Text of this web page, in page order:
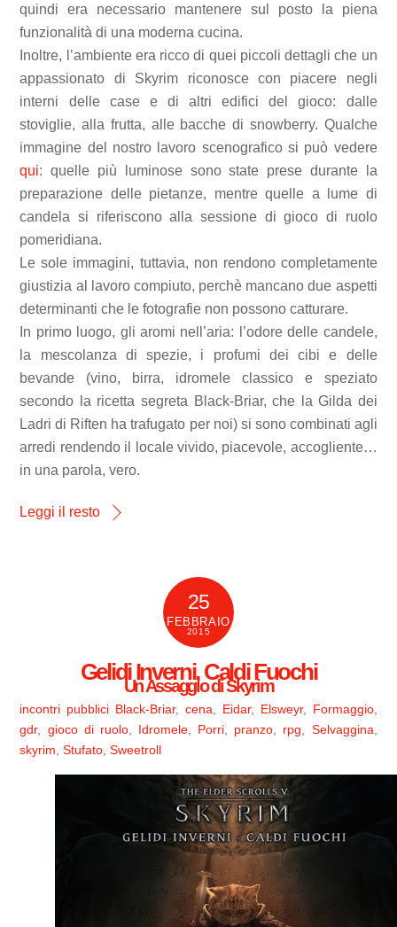
quindi era necessario mantenere sul posto la piena
funzionalità di una moderna cucina.
Inoltre, l’ambiente era ricco di quei piccoli dettagli che un
appassionato di Skyrim riconosce con piacere negli
interni delle case e di altri edifici del gioco: dalle
stoviglie, alla frutta, alle bacche di snowberry. Qualche
immagine del nostro lavoro scenografico si può vedere
qui: quelle più luminose sono state prese durante la
preparazione delle pietanze, mentre quelle a lume di
candela si riferiscono alla sessione di gioco di ruolo
pomeridiana.
Le sole immagini, tuttavia, non rendono completamente
giustizia al lavoro compiuto, perchè mancano due aspetti
determinanti che le fotografie non possono catturare.
In primo luogo, gli aromi nell’aria: l’odore delle candele,
la mescolanza di spezie, i profumi dei cibi e delle
bevande (vino, birra, idromele classico e speziato
secondo la ricetta segreta Black-Briar, che la Gilda dei
Ladri di Riften ha trafugato per noi) si sono combinati agli
arredi rendendo il locale vivido, piacevole, accogliente…
in una parola, vero.
Leggi il resto
25
FEBBRAIO
2015
Gelidi Inverni, Caldi Fuochi
Un Assaggio di Skyrim
incontri pubblici Black-Briar,cena Eidar, Elsweyr, Formaggio,
gdr, gioco di ruolo, Idromele Porri pranzo rpg Selvaggina
skyrim ,Stufato ,Sweetroll